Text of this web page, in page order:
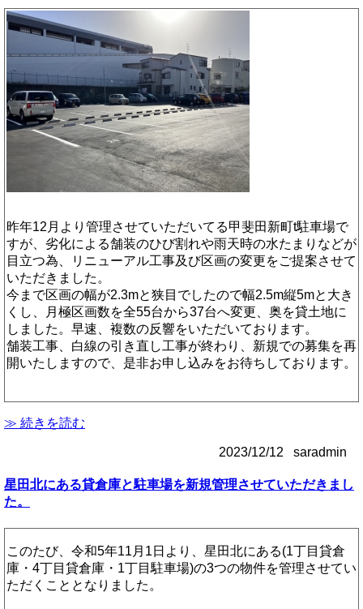
昨年12月より管理させていただいてる甲斐田新町t駐車場で
すが、劣化による舗装のひび割れや雨天時の水たまりなどが
目立つ為、リニューアル工事及び区画の変更をご提案させて
いただきました。
今まで区画の幅が2.3mと狭目でしたので幅2.5m縦5mと大き
くし、月極区画数を全55台から37台へ変更、奥を貸土地に
しました。早速、複数の反響をいただいております。
舗装工事、白線の引き直し工事が終わり、新規での募集を再
開いたしますので、是非お申し込みをお待ちしております。
≫ 続きを読む
2023/12/12 saradmin
星田北にある貸倉庫と駐車場を新規管理させていただきまし
た。
このたび、令和5年11月1日より、星田北にある(1丁目貸倉
庫・4丁目貸倉庫・1丁目駐車場)の3つの物件を管理させてい
ただくこととなりました。